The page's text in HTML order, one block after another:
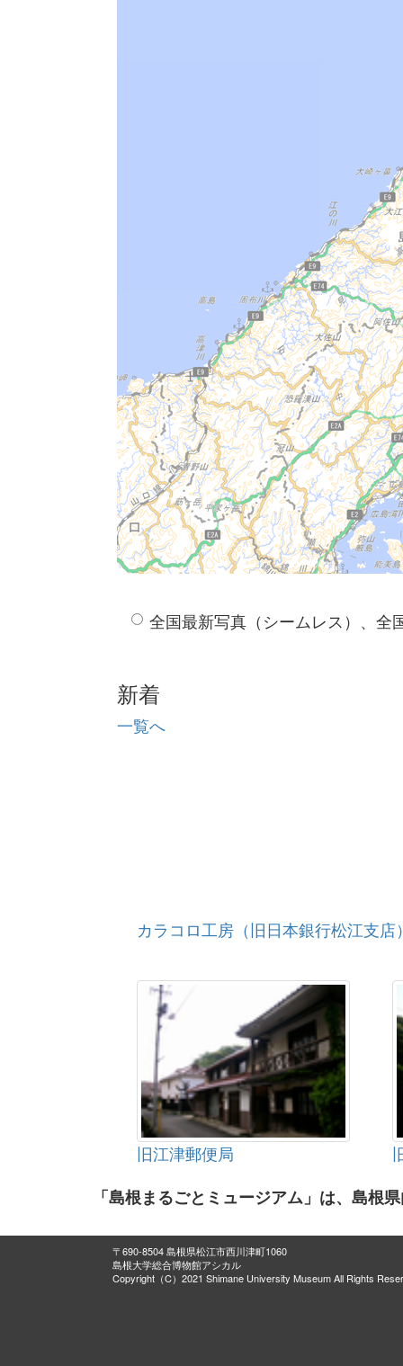
全国最新写真（シームレス）、全
新着
一覧へ
カラコロ工房（旧日本銀行松江支店
旧江津郵便局
「島根まるごとミュージアム」は、島根
〒690-8504 島根県松江市西川津町1060
島根大学総合博物館アシカル
Copyright（C）2021 Shimane University Museum All Rights